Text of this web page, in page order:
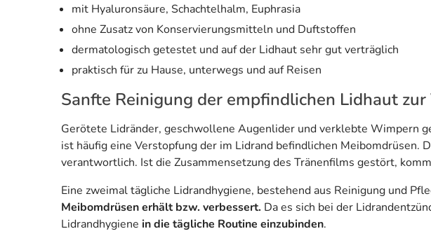
mit Hyaluronsäure, Schachtelhalm, Euphrasia
ohne Zusatz von Konservierungsmitteln und Duftstoffen
dermatologisch getestet und auf der Lidhaut sehr gut verträglich
praktisch für zu Hause, unterwegs und auf Reisen
Sanfte Reinigung der empfindlichen Lidhaut
Gerötete Lidränder, geschwollene Augenlider und verklebte Wimpern
ist häufig eine Verstopfung der im Lidrand befindlichen
verantwortlich. Ist die Zusammensetzung des Tränenfilms gestört,
Eine zweimal tägliche Lidrandhygiene, bestehend aus Reinigung und
Meibomdrüsen erhält bzw. verbessert. Da es sich bei der
Lidrandhygiene in die tägliche Routine einzubinden.